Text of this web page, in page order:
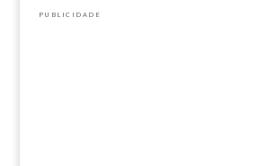
PUBLICIDADE